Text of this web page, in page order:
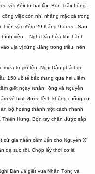
vời đến tự hai lần. Bọn Trần Lộng ,
việc còn nhì nhằng mặc cả trong
hiện vào đêm 29 tháng 9 dược. Sau
viện… Nghi Dân hứa khi thành
địa vị xứng đáng trong triều, nên
mưa to gió lớn, Nghi Dân phái bọn
150 đồ tể bắc thang qua hai điểm
giết ngay Nhân Tông và Nguyễn
vệ binh được lệnh không chống cự
bộ hoàng thành một cách nhanh
Thiên Hưng. Bọn tay chân được sắp
cử gia nhân cầm đến cho Nguyễn Xí
dạ sục sôi. Chộp lấy thời cơ là
Dân đã giết vua Nhân Tông và